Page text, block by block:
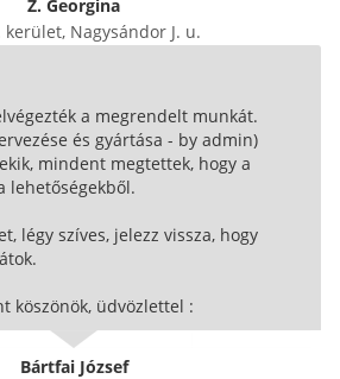
Z. Georgina
kerület, Nagysándor J. u.
a megrendelt munkát.
és gyártása - by admin)
mindent megtettek, hogy a
lehetőségekből.
légy szíves, jelezz vissza, hogy
köszönök, üdvözlettel :
Bártfai József